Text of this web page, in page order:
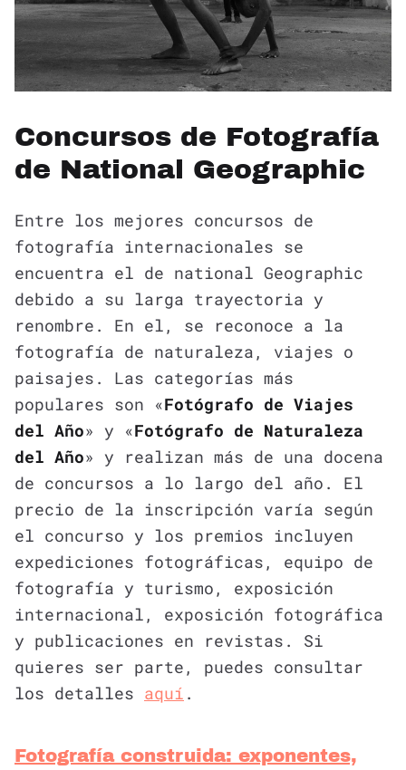
Concursos de Fotografía
de National Geographic
Entre los mejores concursos de
fotografía internacionales se
encuentra el de national Geographic
debido a su larga trayectoria y
renombre. En el, se reconoce a la
fotografía de naturaleza, viajes o
paisajes. Las categorías más
populares son «Fotógrafo de Viajes
del Año» y «Fotógrafo de Naturaleza
del Año» y realizan más de una docena
de concursos a lo largo del año. El
precio de la inscripción varía según
el concurso y los premios incluyen
expediciones fotográficas, equipo de
fotografía y turismo, exposición
internacional, exposición fotográfica
y publicaciones en revistas. Si
quieres ser parte, puedes consultar
los detalles aquí .
Fotografía construida: exponentes,